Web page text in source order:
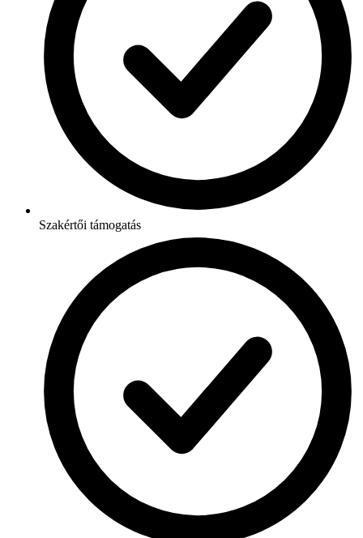
Szakértői támogatás